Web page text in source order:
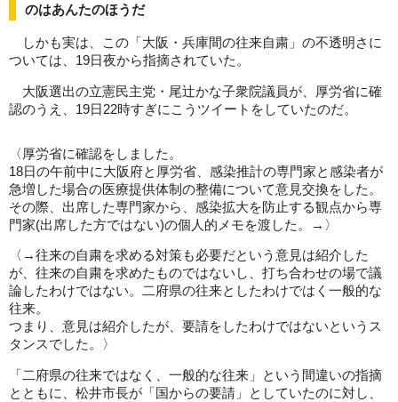
のはあんたのほうだ
しかも実は、この「大阪・兵庫間の往来自粛」の不透明さに
ついては、19日夜から指摘されていた。
大阪選出の立憲民主党・尾辻かな子衆院議員が、厚労省に確
認のうえ、19日22時すぎにこうツイートをしていたのだ。
〈厚労省に確認をしました。
18日の午前中に大阪府と厚労省、感染推計の専門家と感染者が
急増した場合の医療提供体制の整備について意見交換をした。
その際、出席した専門家から、感染拡大を防止する観点から専
門家(出席した方ではない)の個人的メモを渡した。→〉
〈→往来の自粛を求める対策も必要だという意見は紹介した
が、往来の自粛を求めたものではないし、打ち合わせの場で議
論したわけではない。二府県の往来としたわけではく一般的な
往来。
つまり、意見は紹介したが、要請をしたわけではないというス
タンスでした。〉
「二府県の往来ではなく、一般的な往来」という間違いの指摘
とともに、松井市長が「国からの要請」としていたのに対し、